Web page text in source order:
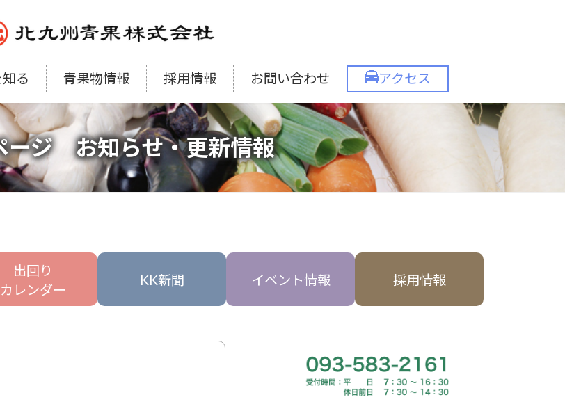
る 青果物情報 採用情報 お問い合わせ アクセス
ージ お知らせ・更新情報
出回り
カレンダー
KK新聞 イベント情報 採用情報